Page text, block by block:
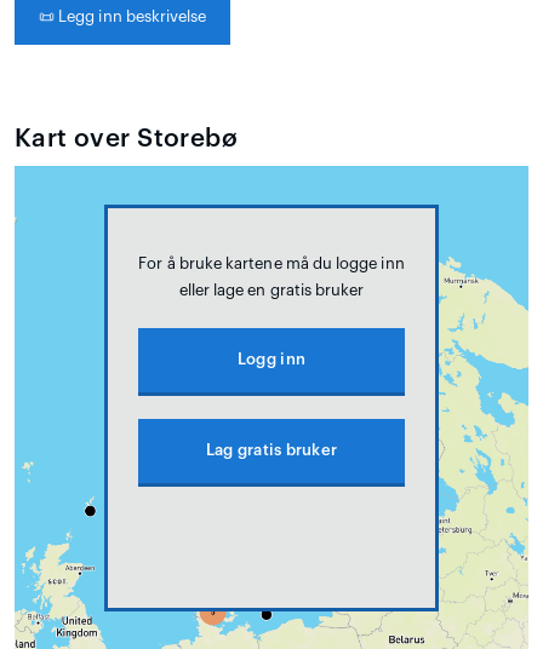
📜 Legg inn beskrivelse
Kart over Storebø
For å bruke kartene må du logge inn
eller lage en gratis bruker
Logg inn
Lag gratis bruker